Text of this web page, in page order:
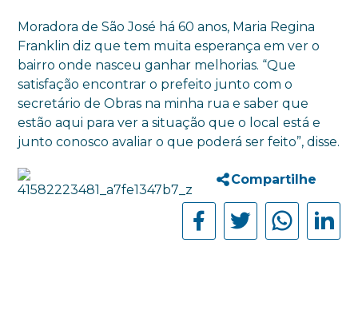
Moradora de São José há 60 anos, Maria Regina
Franklin diz que tem muita esperança em ver o
bairro onde nasceu ganhar melhorias. “Que
satisfação encontrar o prefeito junto com o
secretário de Obras na minha rua e saber que
estão aqui para ver a situação que o local está e
junto conosco avaliar o que poderá ser feito”, disse.
Compartilhe